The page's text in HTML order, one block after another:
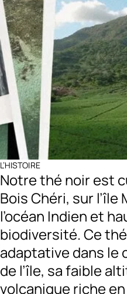
L’HISTOIRE
Notre thé noir est
Bois Chéri, sur l’île
l’océan Indien et
biodiversité. Ce
adaptative dans le
de l’île, sa faible
volcanique riche